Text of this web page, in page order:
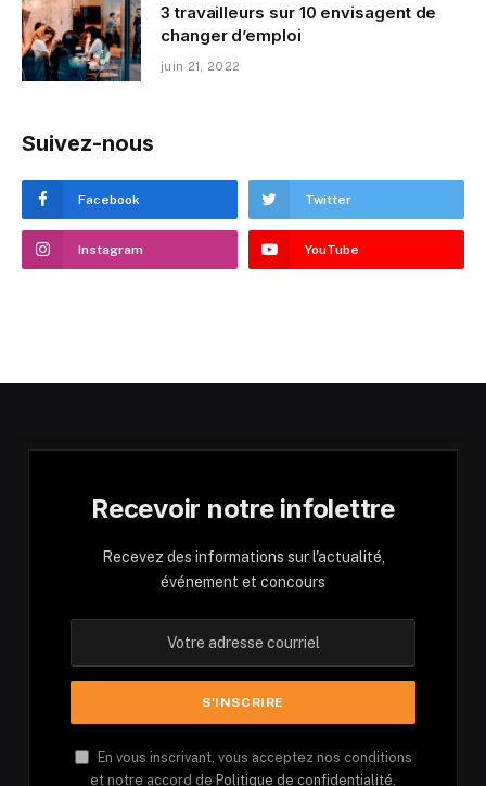
3 travailleurs sur 10 envisagent de
changer d’emploi
juin 21, 2022
Suivez-nous
Facebook Twitter
Instagram YouTube
Recevoir notre infolettre
Recevez des informations sur l'actualité,
événement et concours
En vous inscrivant, vous acceptez nos conditions
et notre accord de Politique de confidentialité.